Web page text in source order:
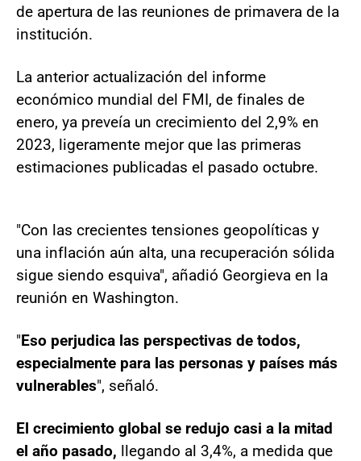
de apertura de las reuniones de primavera de la
institución.
La anterior actualización del informe
económico mundial del FMI, de finales de
enero, ya preveía un crecimiento del 2,9% en
2023, ligeramente mejor que las primeras
estimaciones publicadas el pasado octubre.
"Con las crecientes tensiones geopolíticas y
una inflación aún alta, una recuperación sólida
sigue siendo esquiva", añadió Georgieva en la
reunión en Washington.
"Eso perjudica las perspectivas de todos,
especialmente para las personas y países más
vulnerables", señaló.
El crecimiento global se redujo casi a la mitad
el año pasado, llegando al 3,4%, a medida que